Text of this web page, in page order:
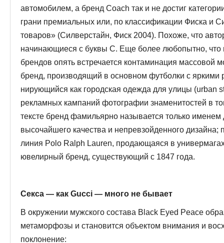
автомобилем, а бренд Coach так и не достиг
грани премиальных или, по классификации Фиска и
товаров» (Силверстайн, Фиск 2004). Похоже, что
начинающиеся с буквы С. Еще более любопытно, что
брендов опять встречается контаминация
бренд, производящий в основном футболки с
нирующийся как городская одежда для улицы (urban
рекламных кампаний фотографии знаменитостей в
тексте бренд фамильярно назы­вается только
высочайшего каче­ства и непревзойденного
линия Polo Ralph Lauren, продающаяся в
ювелирный бренд, существующий с 1847 года.
Секса — как Gucci — много не бывает
В окружении мужского состава Black Eyed Peace
метаморфозы и становится объектом внимания и
поклонение: